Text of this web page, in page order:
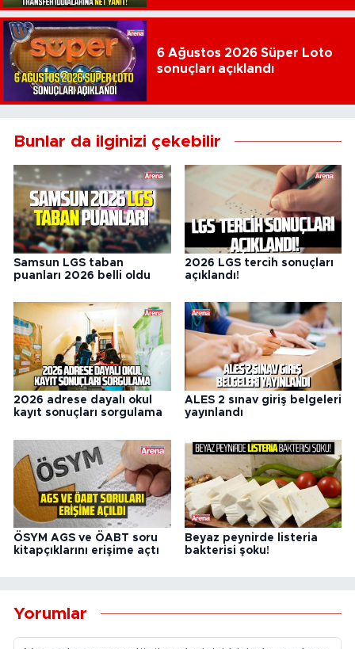
6 Ağustos 2026 Süper Loto
sonuçları açıklandı
Bunlar da ilginizi çekebilir
Samsun LGS taban
puanları 2026 belli oldu
2026 LGS tercih sonuçları
açıklandı!
2026 adrese dayalı okul
kayıt sonuçları sorgulama
ALES 2 sınav giriş belgeleri
yayınlandı
ÖSYM AGS ve ÖABT soru
kitapçıklarını erişime açtı
Beyaz peynirde listeria
bakterisi şoku!
Yorumlar